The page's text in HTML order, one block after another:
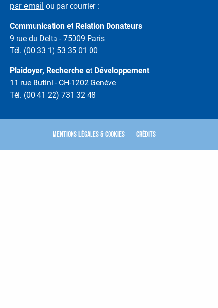
par email ou par courrier :
Communication et Relation Donateurs
9 rue du Delta - 75009 Paris
Tél. (00 33 1) 53 35 01 00
Plaidoyer, Recherche et Développement
11 rue Butini - CH-1202 Genève
Tél. (00 41 22) 731 32 48
Mentions légales & Cookies Crédits